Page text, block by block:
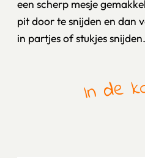
een scherp mesje
pit door te snijden en dan
in partjes of stukjes snijden.
In de